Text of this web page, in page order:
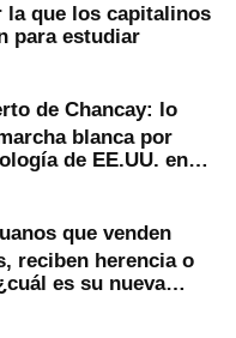
la que los capitalinos
para estudiar
de Chancay: lo
blanca por
de EE.UU. en
que venden
reciben herencia o
es su nueva